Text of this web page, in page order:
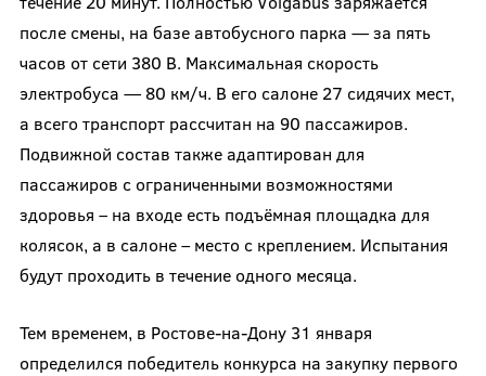
после смены, на базе автобусного парка — за пять
часов от сети 380 В. Максимальная скорость
электробуса — 80 км/ч. В его салоне 27 сидячих мест,
а всего транспорт рассчитан на 90 пассажиров.
Подвижной состав также адаптирован для
пассажиров с ограниченными возможностями
здоровья – на входе есть подъёмная площадка для
колясок, а в салоне – место с креплением. Испытания
будут проходить в течение одного месяца.
Тем временем, в Ростове-на-Дону 31 января
определился победитель конкурса на закупку первого